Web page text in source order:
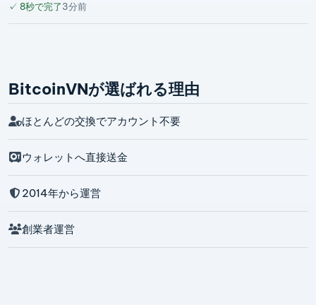
✓ 8秒で完了3分前
BitcoinVNが選ばれる理由
ほとんどの交換でアカウント不要
ウォレットへ直接送金
2014年から運営
創業者運営